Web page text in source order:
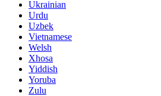
Ukrainian
Urdu
Uzbek
Vietnamese
Welsh
Xhosa
Yiddish
Yoruba
Zulu